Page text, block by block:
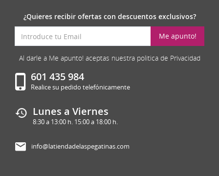
¿Quieres recibir ofertas con descuentos exclusivos?
Me apunto!
Al darle a Me apunto! aceptas nuestra politica de Privacidad
601 435 984
Realice su pedido telefónicamente
Lunes a Viernes
8:30 a 13:00 h. 15:00 a 18:00 h.
info@latiendadelaspegatinas.com